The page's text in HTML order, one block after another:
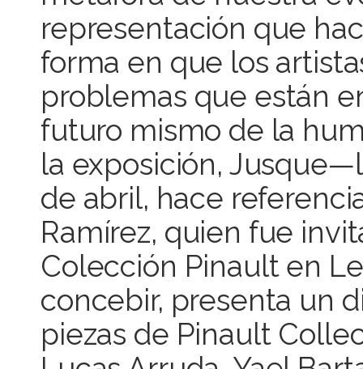
representación que
forma en que los
problemas que están
futuro mismo de la
la exposición,
de abril, hace
Ramírez, quien fue
Colección Pinault en
concebir, presenta un
piezas de Pinault